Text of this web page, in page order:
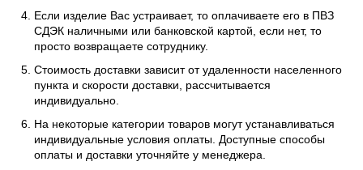
Если изделие Вас устраивает, то оплачиваете его в ПВЗ
СДЭК наличными или банковской картой, если нет, то
просто возвращаете сотруднику.
Стоимость доставки зависит от удаленности населенного
пункта и скорости доставки, рассчитывается
индивидуально.
На некоторые категории товаров могут устанавливаться
индивидуальные условия оплаты. Доступные способы
оплаты и доставки уточняйте у менеджера.